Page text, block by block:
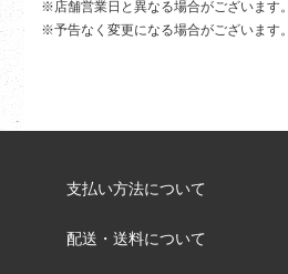
※店舗営業日と異なる場合がございます。
※予告なく変更になる場合がございます。
支払い方法について
配送・送料について